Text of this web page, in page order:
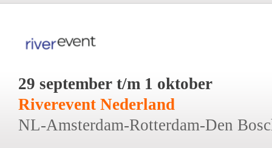
29 september t/m 1 oktober
Riverevent Nederland
NL-Amsterdam-Rotterdam-Den